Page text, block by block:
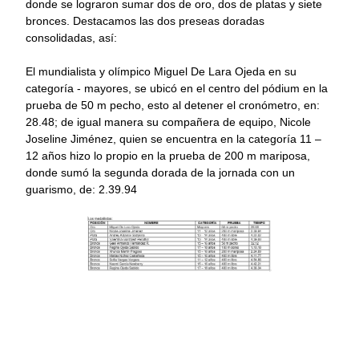
donde se lograron sumar dos de oro, dos de platas y siete
bronces. Destacamos las dos preseas doradas
consolidadas, así:
El mundialista y olímpico Miguel De Lara Ojeda en su
categoría - mayores, se ubicó en el centro del pódium en la
prueba de 50 m pecho, esto al detener el cronómetro, en:
28.48; de igual manera su compañera de equipo, Nicole
Joseline Jiménez, quien se encuentra en la categoría 11 –
12 años hizo lo propio en la prueba de 200 m mariposa,
donde sumó la segunda dorada de la jornada con un
guarismo, de: 2.39.94